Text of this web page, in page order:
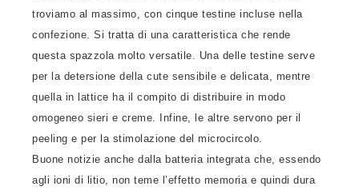
troviamo al massimo, con cinque testine incluse nella
confezione. Si tratta di una caratteristica che rende
questa spazzola molto versatile. Una delle testine serve
per la detersione della cute sensibile e delicata, mentre
quella in lattice ha il compito di distribuire in modo
omogeneo sieri e creme. Infine, le altre servono per il
peeling e per la stimolazione del microcircolo.
Buone notizie anche dalla batteria integrata che, essendo
agli ioni di litio, non teme l’effetto memoria e quindi dura